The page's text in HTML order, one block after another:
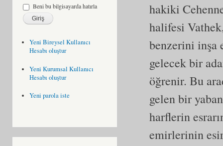
Beni bu bilgisayarda hatırla
Yeni Bireysel Kullanıcı
Hesabı oluştur
Yeni Kurumsal Kullanıcı
Hesabı oluştur
Yeni parola iste
hakiki
halifesi
benzerini inşa
gelecek bir
öğrenir. Bu
gelen bir
harflerin
emirlerinin